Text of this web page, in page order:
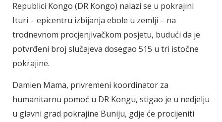
Republici Kongo (DR Kongo) nalazi se u pokrajini
Ituri – epicentru izbijanja ebole u zemlji – na
trodnevnom procjenjivačkom posjetu, budući da je
potvrđeni broj slučajeva dosegao 515 u tri istočne
pokrajine.
Damien Mama, privremeni koordinator za
humanitarnu pomoć u DR Kongu, stigao je u nedjelju
u glavni grad pokrajine Buniju, gdje će procijeniti